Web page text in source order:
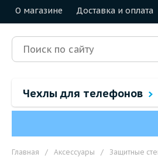
О магазине Доставка и оплата
Чехлы для телефонов
Главная / Аксессуары / Защитные